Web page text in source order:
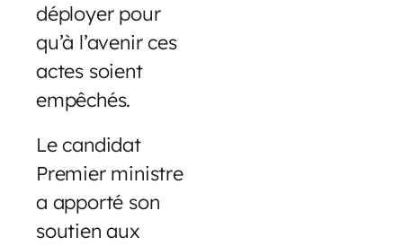
déployer pour
qu’à l’avenir ces
actes soient
empêchés.
Le candidat
Premier ministre
a apporté son
soutien aux